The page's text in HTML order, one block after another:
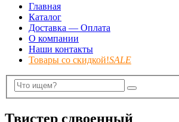
Главная
Каталог
Доставка — Оплата
О компании
Наши контакты
Товары со скидкой!SALE
Твистер сдвоенный